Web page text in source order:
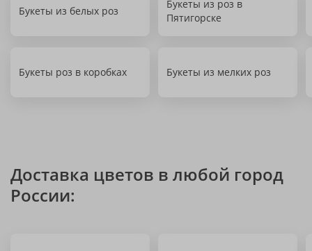
Букеты из белых роз
Букеты из роз в
Пятигорске
Букеты роз в коробках Букеты из мелких роз
Доставка цветов в любой город
России: